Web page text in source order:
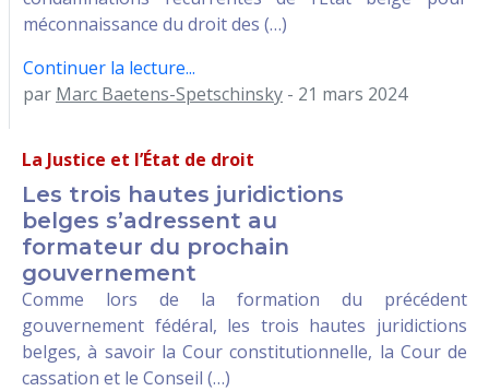
méconnaissance du droit des (…)
Continuer la lecture...
par Marc Baetens-Spetschinsky - 21 mars 2024
La Justice et l’État de droit
Les trois hautes juridictions
belges s’adressent au
formateur du prochain
gouvernement
Comme lors de la formation du précédent
gouvernement fédéral, les trois hautes juridictions
belges, à savoir la Cour constitutionnelle, la Cour de
cassation et le Conseil (…)